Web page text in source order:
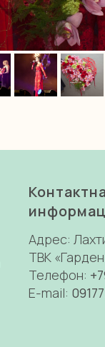
Адрес:
ТВК
Телефон:
E-mail: